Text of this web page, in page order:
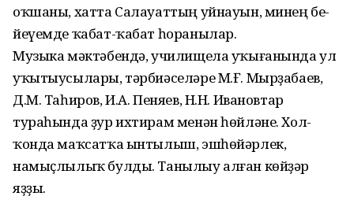
оҡшаны, хатта Салауаттың уйнауын, минең бе­
йеүемде ҡабат-ҡабат һоранылар.
Музыка мәктәбендә, училищела уҡыға­нында ул
уҡытыу­сы­лары, тәрбиәселәре М.Ғ. Мырҙа­баев,
Д.М. Таһиров, И.А. Пеняев, Н.Н. Ивановтар
тураһында ҙур ихтирам менән һөйләне. Хол­
ҡонда маҡсатҡа ынтылыш, эш­һөйәрлек,
намыҫлылыҡ булды. Танылыу алған көйҙәр
яҙҙы.